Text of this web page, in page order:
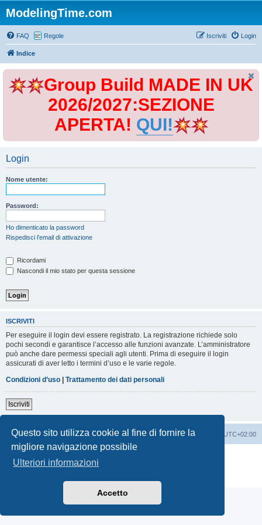
Questo sito utilizza cookie al fine di fornire la
migliore navigazione possibile
Ulteriori informazioni
Accetto
ModelingTime.com
FAQ Regole Login
Iscriviti
Indice
Group Build MADE IN UK
2026/2027:SEZIONE
APERTA! QUI!
Login
Nome utente:
Password:
Ho dimenticato la password
Rispedisci l’email di attivazione
Ricordami
Nascondi il mio stato per questa sessione
ISCRIVITI
Per eseguire il login devi essere registrato. La registrazione richiede solo
pochi secondi e garantisce l’accesso alle funzioni avanzate. L’amministratore
può anche dare permessi speciali agli utenti. Prima di eseguire il login
assicurati di aver letto i termini d’uso e le varie regole.
Condizioni d’uso | Trattamento dei dati personali
Iscriviti
Indice Tutti gli orari sono UTC+02:00
Cancella cookie
Contattaci
Traduzione Italiana